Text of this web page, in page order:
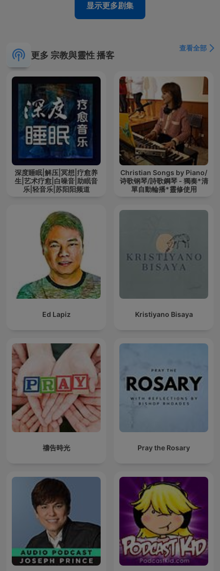
显示更多剧集
更多 宗教與靈性 播客
查看全部
深度睡眠|解压|冥想|疗愈养
生|艺术疗愈|白噪音|助眠音
乐|轻音乐|苏阳阳频道
Christian Songs by Piano/
诗歌钢琴/詩歌鋼琴 - 獨奏*清
單自動輪播*靈修使用
Ed Lapiz Kristiyano Bisaya
禱告時光 Pray the Rosary